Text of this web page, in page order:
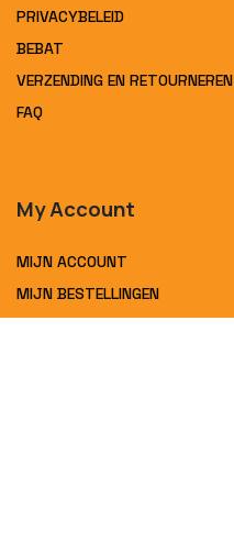
PRIVACYBELEID
BEBAT
VERZENDING EN RETOURNEREN
FAQ
My Account
MIJN ACCOUNT
MIJN BESTELLINGEN